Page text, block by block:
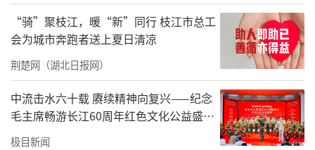
责任编辑：于琪
“骑”聚枝江，暖“新”同行 枝江市总工
会为城市奔跑者送上夏日清凉
荆楚网（湖北日报网）
中流击水六十载 赓续精神向复兴——纪念
毛主席畅游长江60周年红色文化公益盛典
在武汉举办
极目新闻